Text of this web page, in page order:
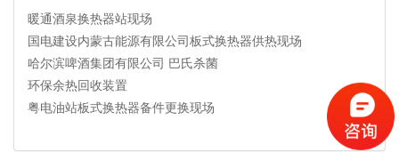
暖通酒泉换热器站现场
国电建设内蒙古能源有限公司板式换热器供热现场
哈尔滨啤酒集团有限公司 巴氏杀菌
环保余热回收装置
粤电油站板式换热器备件更换现场